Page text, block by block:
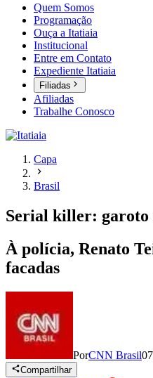
Quem Somos
Programação
Ouça a Itatiaia
Institucional
Entre em Contato
Expediente Itatiaia
Filiadas
Afiliadas
Trabalhe Conosco
Capa
Brasil
Serial killer: garoto
À polícia, Renato
facadas
PorCNN Brasil
Compartilhar